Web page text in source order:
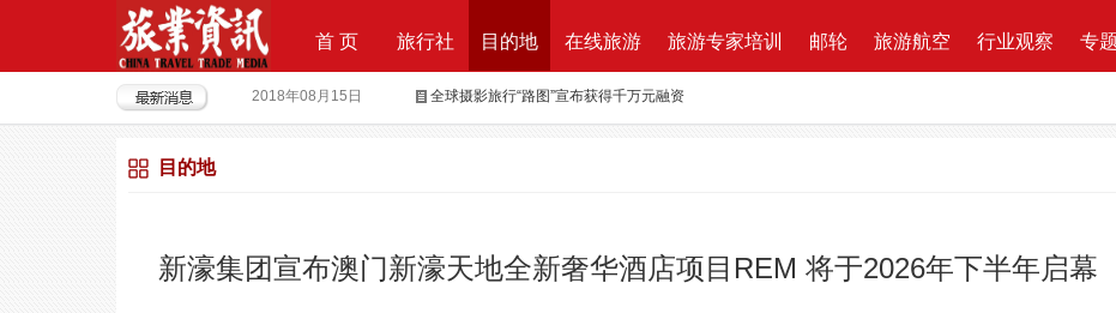
首 页 旅行社 目的地 在线旅游 旅游专家培训 邮轮 旅游航空 行业观察 专
2018年08月15日 全球摄影旅行“路图”宣布获得千万元融资
2017年09月29日 Produktvermarktung Leistungsbeschreibung 招标说明
目的地
新濠集团宣布澳门新濠天地全新奢华酒店项目REM 将于2026年下半年启幕